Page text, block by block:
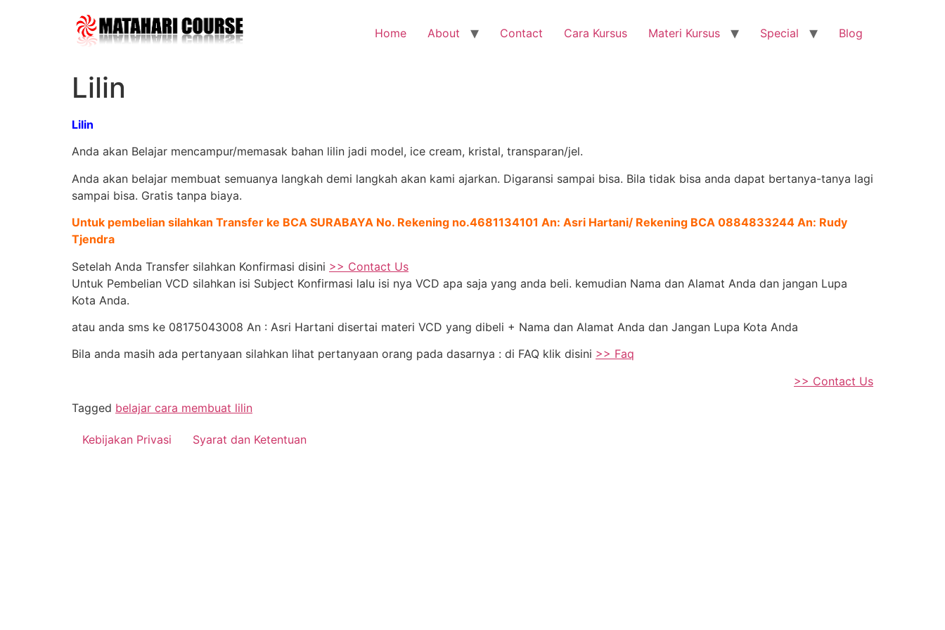
Home About Contact Cara Kursus Materi Kursus Special Blog
Lilin
Lilin
Anda akan Belajar mencampur/memasak bahan lilin jadi model, ice cream, kristal, transparan/jel.
Anda akan belajar membuat semuanya langkah demi langkah akan kami ajarkan. Digaransi sampai bisa. Bila tidak bisa anda dapat bertanya-tanya lagi
sampai bisa. Gratis tanpa biaya.
Untuk pembelian silahkan Transfer ke BCA SURABAYA No. Rekening no.4681134101 An: Asri Hartani/ Rekening BCA 0884833244 An: Rudy
Tjendra
Setelah Anda Transfer silahkan Konfirmasi disini >> Contact Us
Untuk Pembelian VCD silahkan isi Subject Konfirmasi lalu isi nya VCD apa saja yang anda beli. kemudian Nama dan Alamat Anda dan jangan Lupa
Kota Anda.
atau anda sms ke 08175043008 An : Asri Hartani disertai materi VCD yang dibeli + Nama dan Alamat Anda dan Jangan Lupa Kota Anda
Bila anda masih ada pertanyaan silahkan lihat pertanyaan orang pada dasarnya : di FAQ klik disini >> Faq
>> Contact Us
Tagged belajar cara membuat lilin
Kebijakan Privasi Syarat dan Ketentuan